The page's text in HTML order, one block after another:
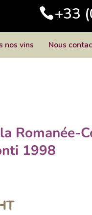
+33
nos vins Nous
Romanée-
1998